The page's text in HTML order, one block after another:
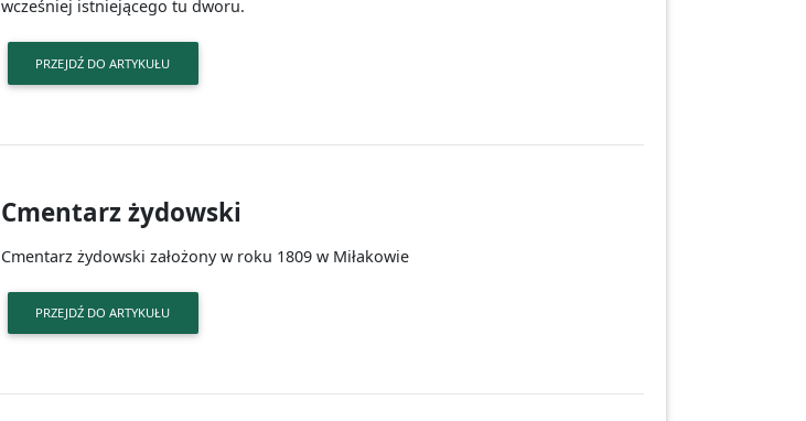
wcześniej istniejącego tu dworu.
PRZEJDŹ DO ARTYKUŁU
Cmentarz żydowski
Cmentarz żydowski założony w roku 1809 w Miłakowie
PRZEJDŹ DO ARTYKUŁU